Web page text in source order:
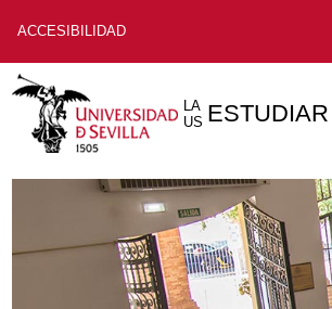
ACCESIBILIDAD
LA
US ESTUDIAR